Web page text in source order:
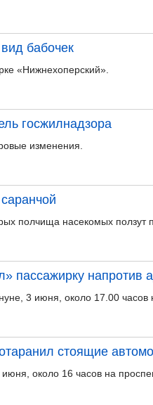
бабочек
«Нижнехоперский».
госжилнадзора
изменения.
полчища насекомых ползут
пассажирку напротив
3 июня, около 17.00 часов
стоящие
около 16 часов на